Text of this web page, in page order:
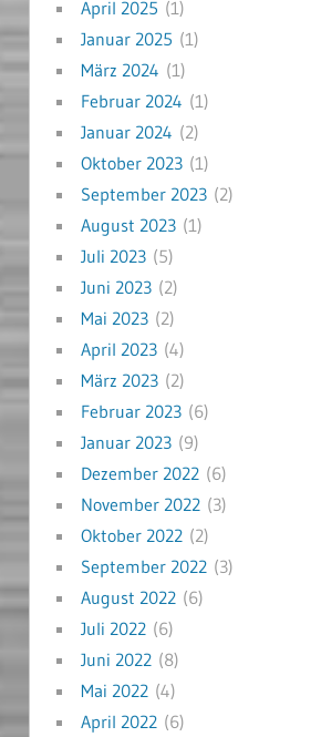
April 2025 (1)
Januar 2025 (1)
März 2024 (1)
Februar 2024 (1)
Januar 2024 (2)
Oktober 2023(1)
September 2023(2)
August 2023(1)
Juli 2023(5)
Juni 2023(2)
Mai 2023(2)
April 2023(4)
März 2023(2)
Februar 2023(6)
Januar 2023(9)
Dezember 2022(6)
November 2022(3)
Oktober 2022(2)
September 2022(3)
August 2022(6)
Juli 2022(6)
Juni 2022(8)
Mai 2022(4)
April 2022(6)